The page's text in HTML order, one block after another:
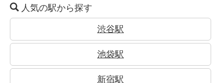
人気の駅から探す
渋谷駅
池袋駅
新宿駅